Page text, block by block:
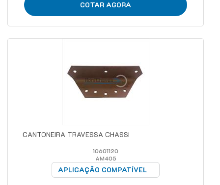
COTAR AGORA
CANTONEIRA TRAVESSA CHASSI
10601120
AM405
APLICAÇÃO COMPATÍVEL